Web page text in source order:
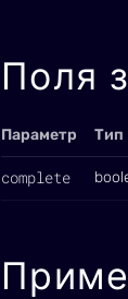
Поля
Параметр Тип
complete